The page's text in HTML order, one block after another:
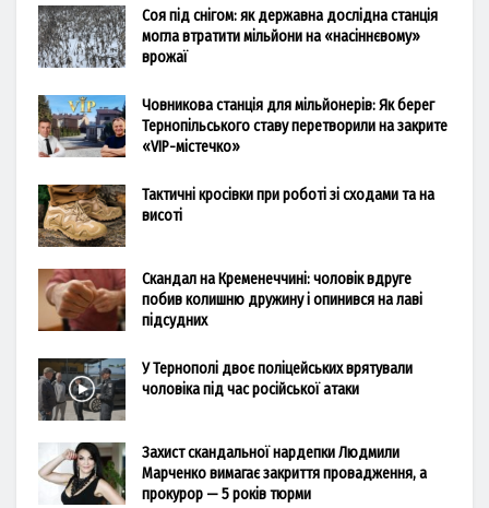
Соя під снігом: як державна дослідна станція
могла втратити мільйони на «насіннєвому»
врожаї
Човникова станція для мільйонерів: Як берег
Тернопільського ставу перетворили на закрите
«VIP-містечко»
Тактичні кросівки при роботі зі сходами та на
висоті
Скандал на Кременеччині: чоловік вдруге
побив колишню дружину і опинився на лаві
підсудних
У Тернополі двоє поліцейських врятували
чоловіка під час російської атаки
Захист скандальної нардепки Людмили
Марченко вимагає закриття провадження, а
прокурор — 5 років тюрми